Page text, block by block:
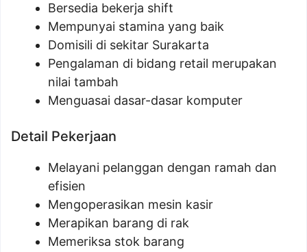
Bersedia bekerja shift
Mempunyai stamina yang baik
Domisili di sekitar Surakarta
Pengalaman di bidang retail merupakan
nilai tambah
Menguasai dasar-dasar komputer
Detail Pekerjaan
Melayani pelanggan dengan ramah dan
efisien
Mengoperasikan mesin kasir
Merapikan barang di rak
Memeriksa stok barang